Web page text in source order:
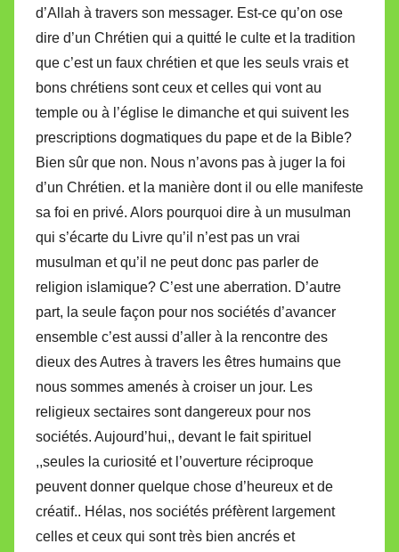
d’Allah à travers son messager. Est-ce qu’on ose
dire d’un Chrétien qui a quitté le culte et la tradition
que c’est un faux chrétien et que les seuls vrais et
bons chrétiens sont ceux et celles qui vont au
temple ou à l’église le dimanche et qui suivent les
prescriptions dogmatiques du pape et de la Bible?
Bien sûr que non. Nous n’avons pas à juger la foi
d’un Chrétien. et la manière dont il ou elle manifeste
sa foi en privé. Alors pourquoi dire à un musulman
qui s’écarte du Livre qu’il n’est pas un vrai
musulman et qu’il ne peut donc pas parler de
religion islamique? C’est une aberration. D’autre
part, la seule façon pour nos sociétés d’avancer
ensemble c’est aussi d’aller à la rencontre des
dieux des Autres à travers les êtres humains que
nous sommes amenés à croiser un jour. Les
religieux sectaires sont dangereux pour nos
sociétés. Aujourd’hui,, devant le fait spirituel
,,seules la curiosité et l’ouverture réciproque
peuvent donner quelque chose d’heureux et de
créatif.. Hélas, nos sociétés préfèrent largement
celles et ceux qui sont très bien ancrés et